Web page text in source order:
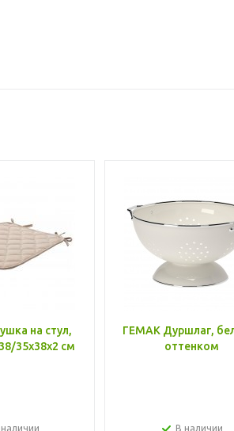
на стул,
35x38x2 см
ГЕМАК Дуршлаг,
оттенком
В наличии